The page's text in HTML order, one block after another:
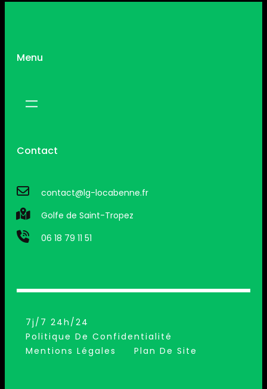
Menu
Contact
contact@lg-locabenne.fr
Golfe de Saint-Tropez
06 18 79 11 51
7j/7 24h/24
Politique De Confidentialité
Mentions Légales
Plan De Site